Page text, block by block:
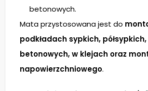
betonowych.
Mata przystosowana jest do
podkładach sypkich, półsypkich,
betonowych, w klejach oraz
napowierzchniowego.